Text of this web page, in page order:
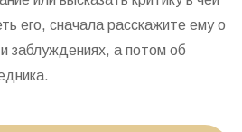
его, сначала расскажите ему о
заблуждениях, а потом об